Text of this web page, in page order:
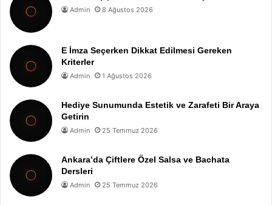
Admin 8 Ağustos 2026
E İmza Seçerken Dikkat Edilmesi Gereken
Kriterler
Admin 1 Ağustos 2026
Hediye Sunumunda Estetik ve Zarafeti Bir Araya
Getirin
Admin 25 Temmuz 2026
Ankara’da Çiftlere Özel Salsa ve Bachata
Dersleri
Admin 25 Temmuz 2026